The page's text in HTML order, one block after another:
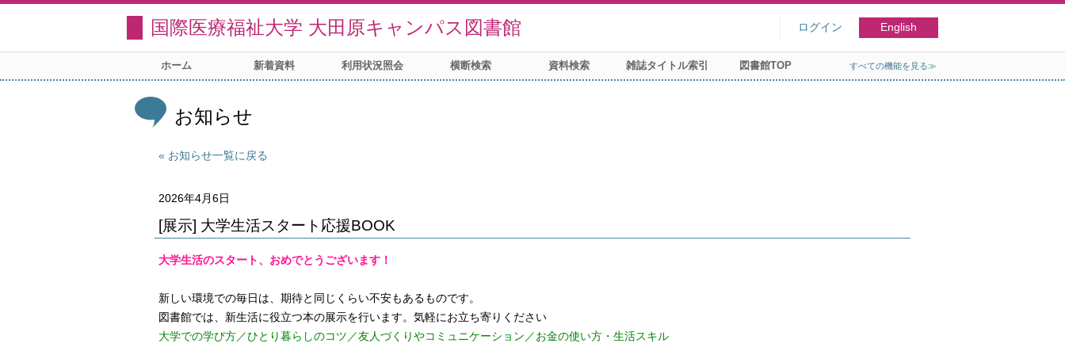
国際医療福祉大学 大田原キャンパス図書館 ログイン English
ホーム 新着資料 利用状況照会 横断検索 資料検索 雑誌タイトル索引 図書館TOP すべての機能を見る≫
お知らせ
お知らせ一覧に戻る
2026年4月6日
[展示] 大学生活スタート応援BOOK
大学生活のスタート、おめでとうございます！
新しい環境での毎日は、期待と同じくらい不安もあるものです。
大学での学び方／ひとり暮らしのコツ／友人づくりやコミュニケーション／お金の使い方・生活スキル